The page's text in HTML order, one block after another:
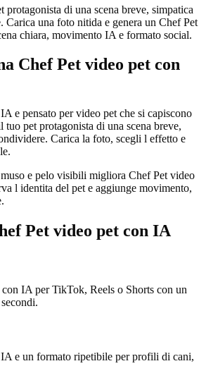
protagonista di una scena breve, simpatica
Carica una foto nitida e genera un Chef Pet
chiara, movimento IA e formato social.
Chef Pet video pet con
e pensato per video pet che si capiscono
tuo pet protagonista di una scena breve,
Carica la foto, scegli l effetto e
e pelo visibili migliora Chef Pet video
l identita del pet e aggiunge movimento,
Pet video pet con IA
IA per TikTok, Reels o Shorts con un
e un formato ripetibile per profili di cani,